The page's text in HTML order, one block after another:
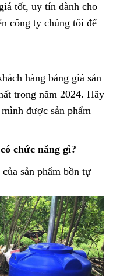
giá tốt, uy tín dành cho
công ty chúng tôi để
hàng bảng giá sản
trong năm 2024. Hãy
được sản phẩm
chức năng gì?
sản phẩm bồn tự